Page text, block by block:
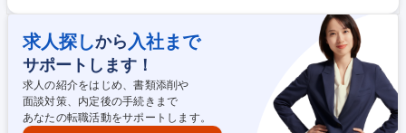
保守管理について学びます。■2年目: 村上市のイチゴ農家のもと、雪国な
らではのイチゴ栽培技術やノウハウを実践的に学びます。【研修終了後】
■栽培計画の策定/実行 ■栽培管理(水やり/施肥/病害虫対策等) ■スタッフ管
理/労務管理/教育 ■生産物の品質管理/出荷調整 ■事業運営に関わる管理業
務全般 募集職種 【茨城県筑西市/イチゴ栽培責任者】子会社の実務責任者/
プライム上場
求人探しから 入社まで
サポートします！
求人の紹介をはじめ、書類添削や
面談対策、内定後の手続きまで
あなたの転職活動をサポートします。